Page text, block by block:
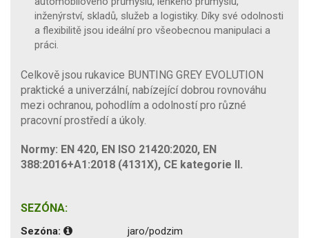
inženýrství, skladů, služeb a logistiky. Díky své odolnosti
a flexibilitě jsou ideální pro všeobecnou manipulaci a
práci.
Celkově jsou rukavice BUNTING GREY EVOLUTION
praktické a univerzální, nabízející dobrou rovnováhu
mezi ochranou, pohodlím a odolností pro různé
pracovní prostředí a úkoly.
Normy: EN 420, EN ISO 21420:2020, EN
388:2016+A1:2018 (4131X), CE kategorie II.
SEZÓNA:
Sezóna: jaro/podzim